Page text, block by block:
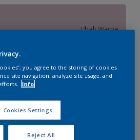
Ubah Warna
20 L
cat
Hitung
you agree to the storing of cookies
site navigation, analyze site usage, and
Info
Cookies Settings
Reject All